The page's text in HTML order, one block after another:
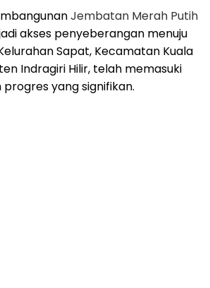
Jembatan Merah Putih
akses penyeberangan menuju
Sapat, Kecamatan Kuala
Indragiri Hilir, telah memasuki
progres yang signifikan.